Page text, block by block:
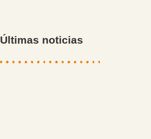
Últimas noticias